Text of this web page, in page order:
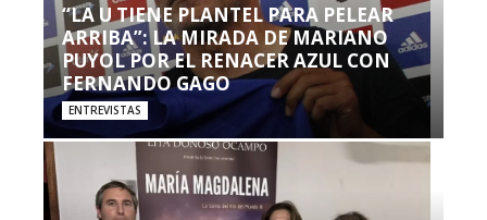
“LA U TIENE PLANTEL PARA PELEAR
ARRIBA”: LA MIRADA DE MARIANO
PUYOL POR EL RENACER AZUL CON
FERNANDO GAGO
ENTREVISTAS